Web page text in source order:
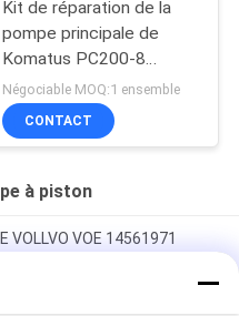
Kit de réparation de la
pompe principale de
Komatus PC200-8
Pompes hydrauliques
Négociable MOQ:1 ensemble
CONTACT
à piston
VOLLVO VOE 14561971
VOLLVO VOE 14537295